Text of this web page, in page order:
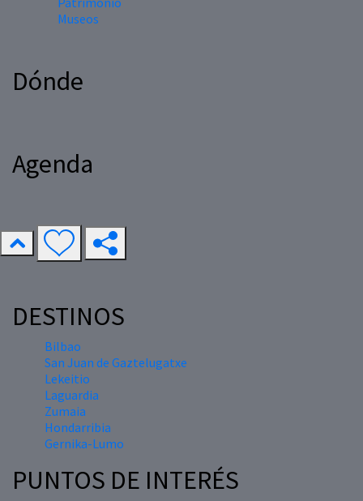
Museos
Dónde
Agenda
DESTINOS
Bilbao
San Juan de Gaztelugatxe
Lekeitio
Laguardia
Zumaia
Hondarribia
Gernika-Lumo
PUNTOS DE INTERÉS